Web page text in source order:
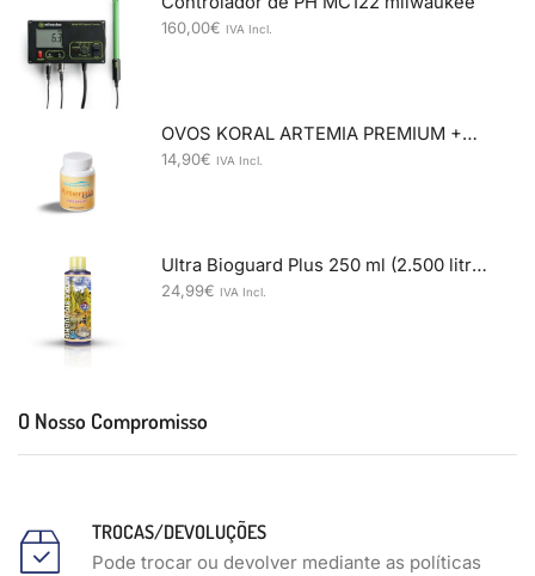
160,00€ IVA Incl.
OVOS KORAL ARTEMIA PREMIUM +95%
14,90€ IVA Incl.
Ultra Bioguard Plus 250 ml (2.500 litros)
24,99€ IVA Incl.
O Nosso Compromisso
TROCAS/DEVOLUÇÕES
Pode trocar ou devolver mediante as políticas